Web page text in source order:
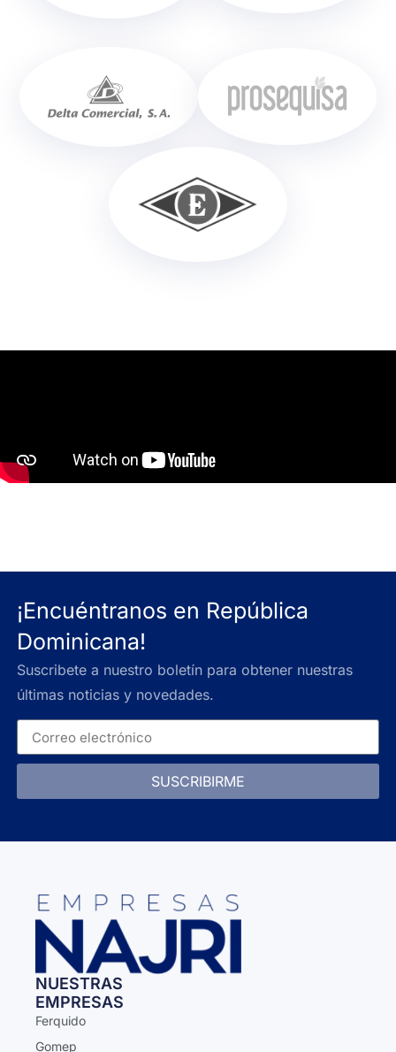
¡Encuéntranos en República
Dominicana!
Suscribete a nuestro boletín para obtener nuestras
últimas noticias y novedades.
SUSCRIBIRME
NUESTRAS
EMPRESAS
Ferquido
Gomep